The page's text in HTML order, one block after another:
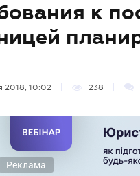
к
2018, 10:02 238
Реклама